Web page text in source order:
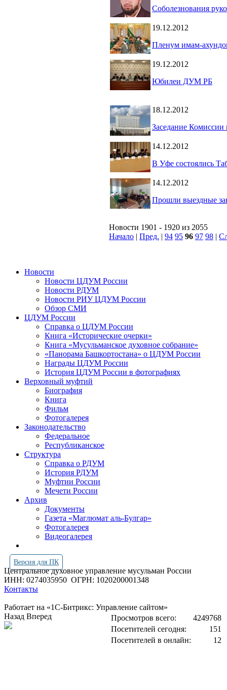
Соболезнования
19.12.2012
Пленум имам-
19.12.2012
Юбилеи ДУМ РБ
18.12.2012
Заседание
14.12.2012
В Уфе состоялись
14.12.2012
Прошли выездные
Новости 1901 - 1920 из 2055
Начало | Пред. | 94 95 96 97 98 |
Новости
Новости ЦДУМ России
Новости РДУМ
Новости РИУ ЦДУМ России
Обзор СМИ
ЦДУМ России
Справка о ЦДУМ России
Книга «Исторические очерки»
Книга «Мусульманское духовное собрание»
«Панорама Башкортостана» о ЦДУМ России
Награды ЦДУМ России
История ЦДУМ России в фотографиях
Верховный муфтий
Биография
Книга
Фильм
Фотогалерея
Законодательство
Федеральное
Республиканское
Структура
Справка о РДУМ
История РДУМ
Муфтии России
Мечети России
Архив
Документы
Газета «Маглюмат аль-Булгар»
Фотогалерея
Видеогалерея
Версия для ПК
Центральное духовное управление мусульман России
ИНН: 0274035950 ОГРН: 1020200001348
Контакты
Работает на «1С-Битрикс: Управление сайтом»
Просмотров всего:
4249768
Посетителей сегодня:
151
Посетителей в онлайн:
12
Назад Вперед